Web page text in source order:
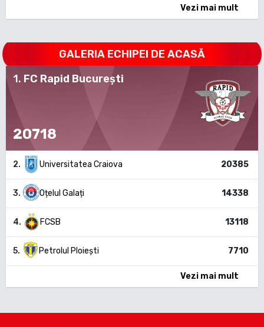
Vezi mai mult
GALERIA ECHIPEI DE ACASĂ
1. FC Rapid București
20718
2. Universitatea Craiova 20385
3. Oțelul Galați 14338
4. FCSB 13118
5. Petrolul Ploiești 7710
Vezi mai mult